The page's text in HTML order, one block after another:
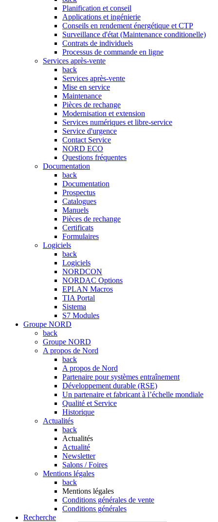
Planification et conseil
Applications et ingénierie
Conseils en rendement énergétique et CTP
Surveillance d'état (Maintenance conditionelle)
Contrats de individuels
Processus de commande en ligne
Services après-vente
back
Services après-vente
Mise en service
Maintenance
Pièces de rechange
Modernisation et extension
Services numériques et libre-service
Service d'urgence
Contact Service
NORD ECO
Questions fréquentes
Documentation
back
Documentation
Prospectus
Catalogues
Manuels
Pièces de rechange
Certificats
Formulaires
Logiciels
back
Logiciels
NORDCON
NORDAC Options
EPLAN Macros
TIA Portal
Sistema
S7 Modules
Groupe NORD
back
Groupe NORD
A propos de Nord
back
A propos de Nord
Partenaire pour systèmes entraînement
Développement durable (RSE)
Un partenaire et fabricant à l’échelle mondiale
Qualité et Service
Historique
Actualités
back
Actualités
Actualité
Newsletter
Salons / Foires
Mentions légales
back
Mentions légales
Conditions générales de vente
Conditions générales
Recherche